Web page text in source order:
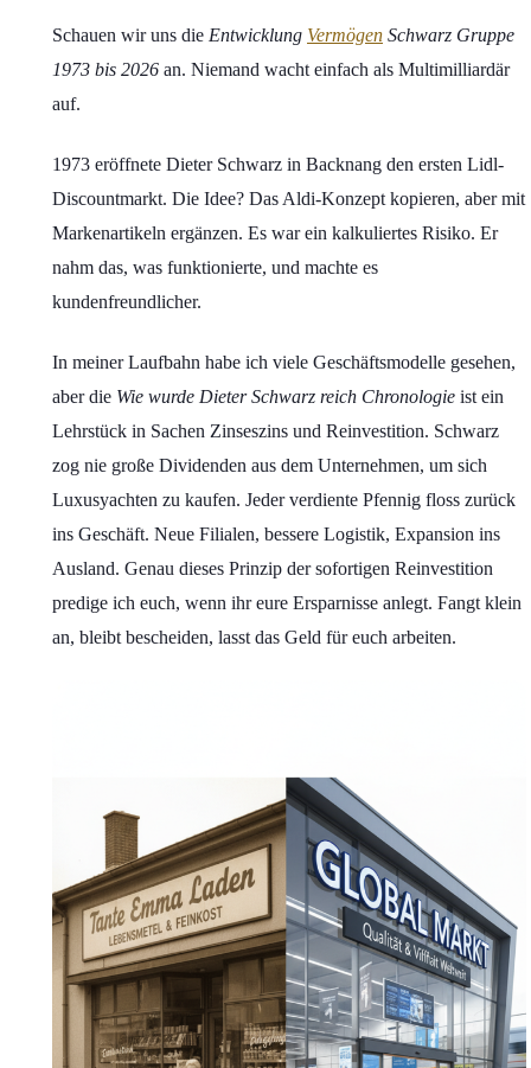
Schauen wir uns die Entwicklung Vermögen Schwarz Gruppe
1973 bis 2026 an. Niemand wacht einfach als Multimilliardär
auf.
1973 eröffnete Dieter Schwarz in Backnang den ersten Lidl-
Discountmarkt. Die Idee? Das Aldi-Konzept kopieren, aber mit
Markenartikeln ergänzen. Es war ein kalkuliertes Risiko. Er
nahm das, was funktionierte, und machte es
kundenfreundlicher.
In meiner Laufbahn habe ich viele Geschäftsmodelle gesehen,
aber die Wie wurde Dieter Schwarz reich Chronologie ist ein
Lehrstück in Sachen Zinseszins und Reinvestition. Schwarz
zog nie große Dividenden aus dem Unternehmen, um sich
Luxusyachten zu kaufen. Jeder verdiente Pfennig floss zurück
ins Geschäft. Neue Filialen, bessere Logistik, Expansion ins
Ausland. Genau dieses Prinzip der sofortigen Reinvestition
predige ich euch, wenn ihr eure Ersparnisse anlegt. Fangt klein
an, bleibt bescheiden, lasst das Geld für euch arbeiten.